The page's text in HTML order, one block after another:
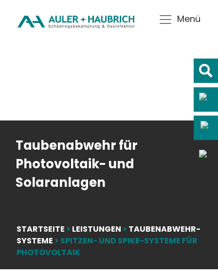
Menü
STARTSEITE > LEISTUNGEN > TAUBENABWEHR-
SYSTEME > SPITZEN- UND SPIKE-SYSTEME FÜR
PHOTOVOLTAIK
Taubenabwehr für
Photovoltaik- und
Solaranlagen